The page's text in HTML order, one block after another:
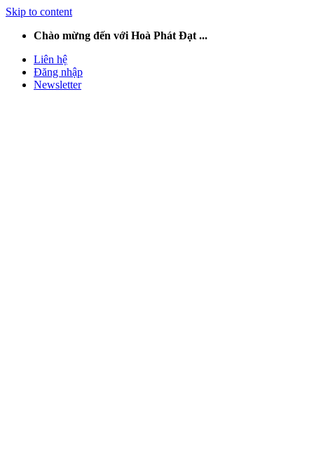
Skip to content
Chào mừng đến với Hoà Phát Đạt ...
Liên hệ
Đăng nhập
Newsletter